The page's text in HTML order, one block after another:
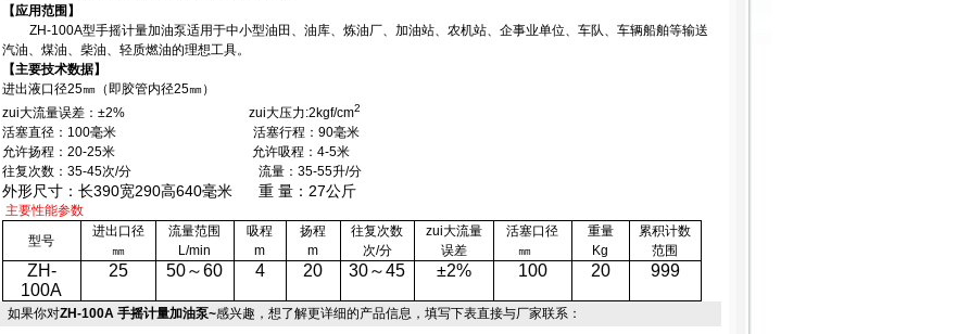
【应用范围】
ZH-100A型手摇计量加油泵适用于中小型油田、油库、炼油厂、加油站、农机站、企事业单位、车队、车辆船舶等输送
汽油、煤油、柴油、轻质燃油的理想工具。
【主要技术数据】
进出液口径25㎜（即胶管内径25㎜）
zui大流量误差： ±2% zui大压力:2kgf/cm2
活塞直径： 100毫米
活塞行程：90毫米
允许扬程： 20-25米 允许吸程：4-5米
往复次数： 35-45次/分 流量：35-55升/分
外形尺寸：长390宽290高640毫米 重 量：27公斤
主要性能参数
型号
进出口径
㎜
流量范围
L/min
吸程
m
扬程
m
往复次数
次/分
zui大流量
误差
活塞口径
㎜
重量
Kg
累积计数
范围
ZH-
100A
25 50～60 4 20 30～45 ±2% 100 20 999
如果你对ZH-100A 手摇计量加油泵~感兴趣，想了解更详细的产品信息，填写下表直接与厂家联系：